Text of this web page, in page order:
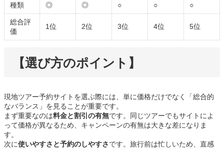
種類 ◎ ◎ ○ ○ ○
総合評
価
1位 2位 3位 4位 5位
【選び方のポイント】
現地ツアー予約サイトを選ぶ際には、単に価格だけでなく「総合的
なバランス」を見ることが重要です。
まず重要なのは料金と割引の有無です。同じツアーでもサイトによ
って価格が異なるため、キャンペーンの有無は大きな差になりま
す。
次に使いやすさと予約のしやすさです。旅行前は忙しいため、直感